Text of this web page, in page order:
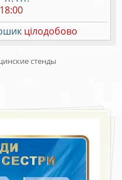
цілодобово
стенды